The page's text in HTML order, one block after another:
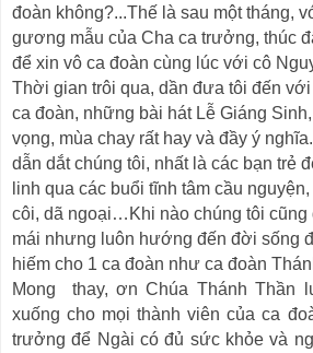
đoàn không?...Thế là sau một tháng,
gương mẫu của Cha ca trưởng, thúc
để xin vô ca đoàn cùng lúc với cô
Thời gian trôi qua, dần đưa tôi đến
ca đoàn, những bài hát Lễ Giáng
vọng, mùa chay rất hay và đầy ý
dẫn dắt chúng tôi, nhất là các bạn trẻ
linh qua các buổi tĩnh tâm cầu
côi, dã ngoại…Khi nào chúng tôi
mái nhưng luôn hướng đến đời sống
hiếm cho 1 ca đoàn như ca đoàn
Mong thay, ơn Chúa Thánh Thần
xuống cho mọi thành viên của ca
trưởng để Ngài có đủ sức khỏe và